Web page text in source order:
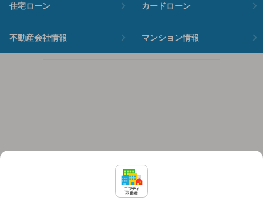
住宅ローン カードローン
不動産会社情報 マンション情報